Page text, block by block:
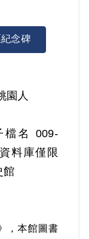
念碑
名 009-
料庫僅限
館
，本館圖書